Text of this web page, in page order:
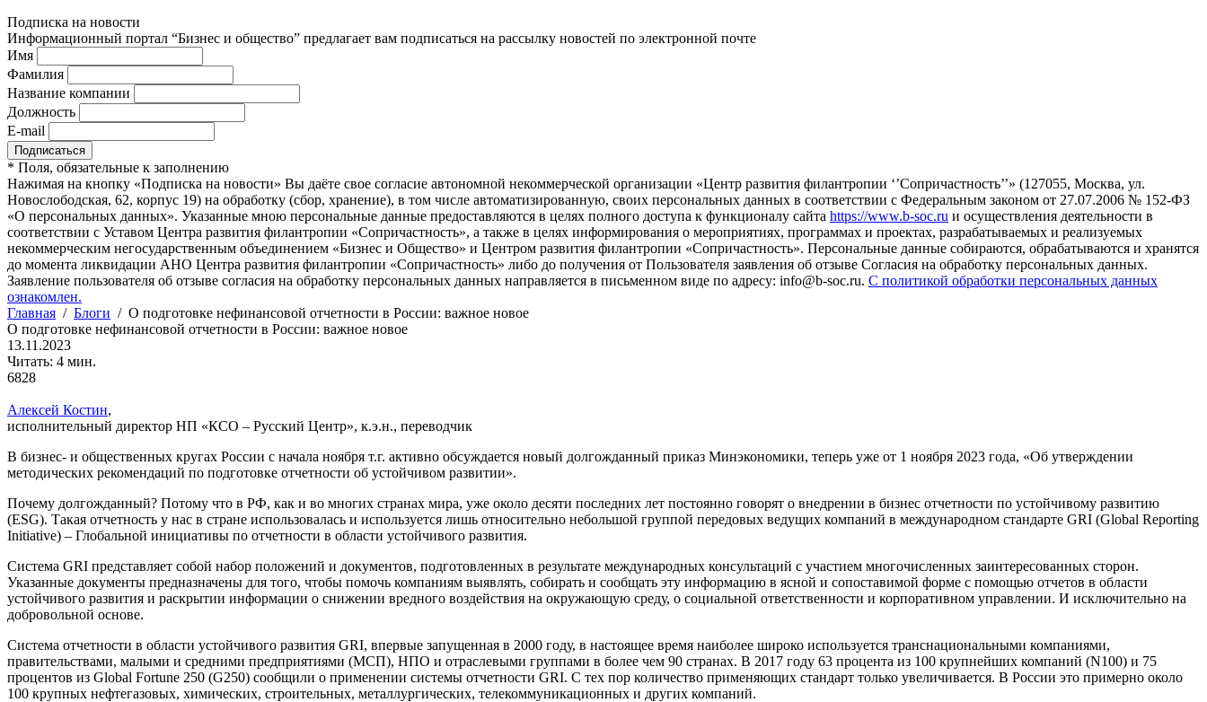
Подписка на новости
Информационный портал “Бизнес и общество” предлагает вам подписаться на рассылку новостей по электронной почте
Имя
Фамилия
Название компании
Должность
E-mail
* Поля, обязательные к заполнению
Нажимая на кнопку «Подписка на новости» Вы даёте свое согласие автономной некоммерческой организации «Центр развития филантропии ‘’Сопричастность’’» (127055, Москва, ул.
Новослободская, 62, корпус 19) на обработку (сбор, хранение), в том числе автоматизированную, своих персональных данных в соответствии с Федеральным законом от 27.07.2006 № 152-ФЗ
«О персональных данных». Указанные мною персональные данные предоставляются в целях полного доступа к функционалу сайта https://www.b-soc.ru и осуществления деятельности в
соответствии с Уставом Центра развития филантропии «Сопричастность», а также в целях информирования о мероприятиях, программах и проектах, разрабатываемых и реализуемых
некоммерческим негосударственным объединением «Бизнес и Общество» и Центром развития филантропии «Сопричастность». Персональные данные собираются, обрабатываются и хранятся
до момента ликвидации АНО Центра развития филантропии «Сопричастность» либо до получения от Пользователя заявления об отзыве Согласия на обработку персональных данных.
Заявление пользователя об отзыве согласия на обработку персональных данных направляется в письменном виде по адресу: info@b-soc.ru. С политикой обработки персональных данных
ознакомлен.
Главная / Блоги / О подготовке нефинансовой отчетности в России: важное новое
О подготовке нефинансовой отчетности в России: важное новое
13.11.2023
Читать: 4 мин.
6828
Алексей Костин,
исполнительный директор НП «КСО – Русский Центр», к.э.н., переводчик
В бизнес- и общественных кругах России с начала ноября т.г. активно обсуждается новый долгожданный приказ Минэкономики, теперь уже от 1 ноября 2023 года, «Об утверждении
методических рекомендаций по подготовке отчетности об устойчивом развитии».
Почему долгожданный? Потому что в РФ, как и во многих странах мира, уже около десяти последних лет постоянно говорят о внедрении в бизнес отчетности по устойчивому развитию
(ESG). Такая отчетность у нас в стране использовалась и используется лишь относительно небольшой группой передовых ведущих компаний в международном стандарте GRI (Global Reporting
Initiative) – Глобальной инициативы по отчетности в области устойчивого развития.
Система GRI представляет собой набор положений и документов, подготовленных в результате международных консультаций с участием многочисленных заинтересованных сторон.
Указанные документы предназначены для того, чтобы помочь компаниям выявлять, собирать и сообщать эту информацию в ясной и сопоставимой форме с помощью отчетов в области
устойчивого развития и раскрытии информации о снижении вредного воздействия на окружающую среду, о социальной ответственности и корпоративном управлении. И исключительно на
добровольной основе.
Система отчетности в области устойчивого развития GRI, впервые запущенная в 2000 году, в настоящее время наиболее широко используется транснациональными компаниями,
правительствами, малыми и средними предприятиями (МСП), НПО и отраслевыми группами в более чем 90 странах. В 2017 году 63 процента из 100 крупнейших компаний (N100) и 75
процентов из Global Fortune 250 (G250) сообщили о применении системы отчетности GRI. С тех пор количество применяющих стандарт только увеличивается. В России это примерно около
100 крупных нефтегазовых, химических, строительных, металлургических, телекоммуникационных и других компаний.